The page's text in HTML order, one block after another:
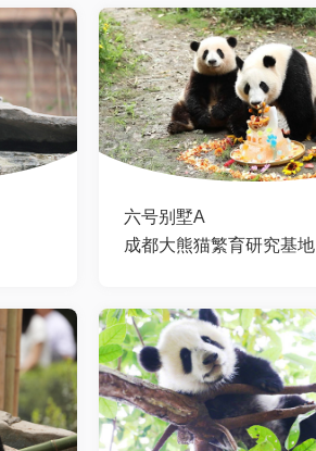
六号别墅A
成都大熊猫繁育研究基地